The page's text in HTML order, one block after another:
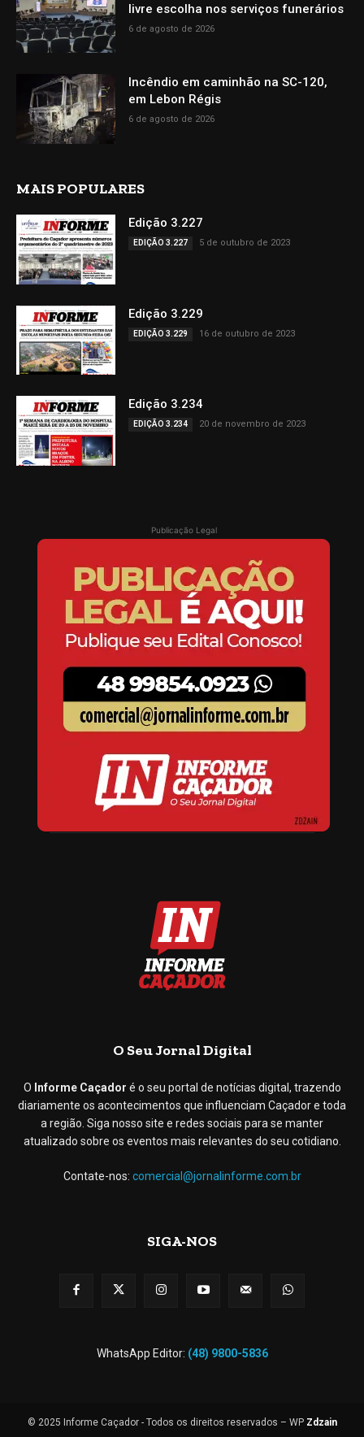
livre escolha nos serviços funerários
6 de agosto de 2026
Incêndio em caminhão na SC-120,
em Lebon Régis
6 de agosto de 2026
MAIS POPULARES
Edição 3.227
EDIÇÃO 3.227 5 de outubro de 2023
Edição 3.229
EDIÇÃO 3.229 16 de outubro de 2023
Edição 3.234
EDIÇÃO 3.234 20 de novembro de 2023
Publicação Legal
O Seu Jornal Digital
O Informe Caçador é o seu portal de notícias digital, trazendo
diariamente os acontecimentos que influenciam Caçador e toda
a região. Siga nosso site e redes sociais para se manter
atualizado sobre os eventos mais relevantes do seu cotidiano.
Contate-nos: comercial@jornalinforme.com.br
SIGA-NOS
WhatsApp Editor: (48) 9800-5836
© 2025 Informe Caçador - Todos os direitos reservados – WP Zdzain